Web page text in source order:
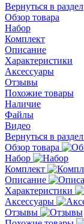
Вернуться в раздел
Обзор товара
Набор
Комплект
Описание
Характеристики
Аксессуары
Отзывы
Похожие товары
Наличие
Файлы
Видео
Вернуться в раздел
Обзор товара
Набор
Комплект
Описание
Характеристики
Аксессуары
Отзывы